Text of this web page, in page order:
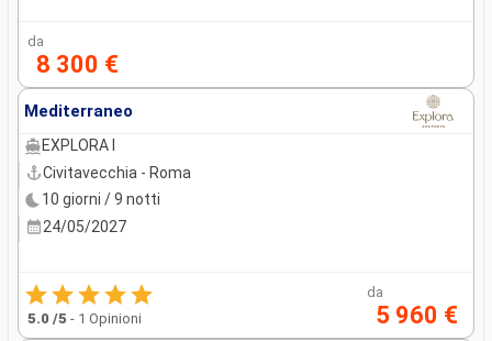
da
8 300 €
Mediterraneo
EXPLORA I
Civitavecchia - Roma
10 giorni / 9 notti
24/05/2027
5.0 /5 - 1 Opinioni
da
5 960 €